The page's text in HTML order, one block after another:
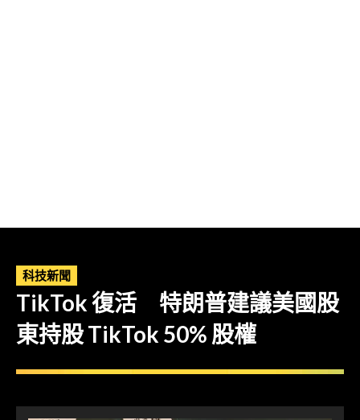
科技新聞
TikTok 復活 特朗普建議美國股
東持股 TikTok 50% 股權